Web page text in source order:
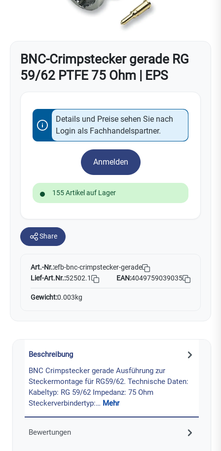
BNC-Crimpstecker gerade RG
59/62 PTFE 75 Ohm | EPS
Details und Preise sehen Sie nach
Login als Fachhandelspartner.
Anmelden
155 Artikel auf Lager
Share
Art.-Nr.:efb-bnc-crimpstecker-gerade
Lief-Art.Nr.:52502.1 EAN:4049759039035
Gewicht:0.003kg
Beschreibung
BNC Crimpstecker gerade Ausführung zur
Steckermontage für RG59/62. Technische Daten:
Kabeltyp: RG 59/62 Impedanz: 75 Ohm
Steckerverbindertyp:… Mehr
Bewertungen